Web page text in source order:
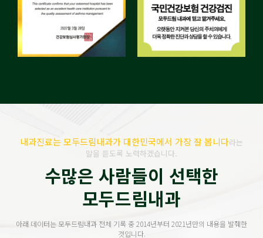
내과진료는 모두드림내과가 대한민국에서 가장 잘 봅니다라는
말을 듣도록 노력하겠습니다.
수많은 사람들이 선택한
모두드림내과
아래 데이터는 모두드림내과 전체 기록 중 2014년부터 2021년만의 내용을 발췌한
것입니다.